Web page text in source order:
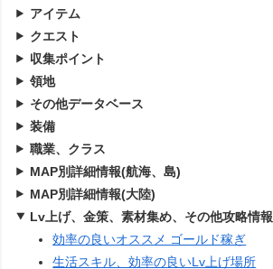
アイテム
クエスト
収集ポイント
領地
その他データベース
装備
職業、クラス
MAP別詳細情報(航海、島)
MAP別詳細情報(大陸)
Lv上げ、金策、素材集め、その他攻略情報
効率の良いオススメ ゴールド稼ぎ
生活スキル、効率の良いLv上げ場所